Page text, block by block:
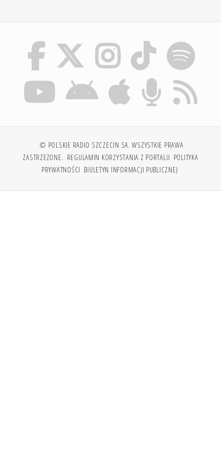
© POLSKIE RADIO SZCZECIN SA. WSZYSTKIE PRAWA
ZASTRZEŻONE. REGULAMIN KORZYSTANIA Z PORTALU POLITYKA
PRYWATNOŚCI BIULETYN INFORMACJI PUBLICZNEJ